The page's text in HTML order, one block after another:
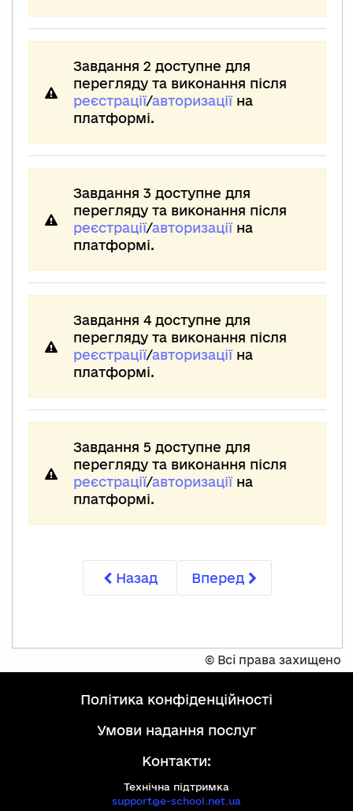
Завдання 2 доступне для
перегляду та виконання після
реєстрації/авторизаціїна
платформі.
Завдання 3 доступне для
перегляду та виконання після
реєстрації/авторизаціїна
платформі.
Завдання 4 доступне для
перегляду та виконання після
реєстрації/авторизаціїна
платформі.
Завдання 5 доступне для
перегляду та виконання після
реєстрації/авторизаціїна
платформі.
Назад Вперед
© Всі права захищено
політика конфіденційності
умови надання послуг
Контакти:
Технічна підтримка
support@e-school.net.ua